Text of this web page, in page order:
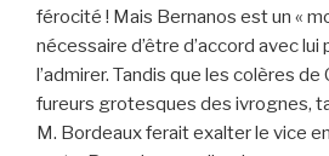
férocité ! Mais Bernanos est un «
nécessaire d’être d’accord avec lui
l’admirer. Tandis que les colères
fureurs grotesques des ivrognes,
M. Bordeaux ferait exalter le vice